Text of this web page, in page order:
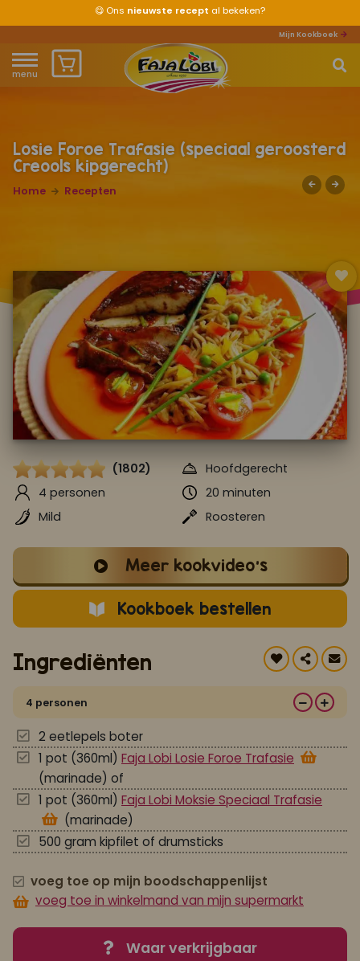
😋 Ons nieuwste recept al bekeken?
Mijn Kookboek
menu
Waar ben je naar op zoek?
Home
Over ons
Mijn kookboek
Zomervakantie 2026
Koop ons bestseller kookboek
Ofklik hierom je aan te melden voor Mijn Kookboek.
Losie Foroe Trafasie (speciaal geroosterd
Creools kipgerecht)
Home Recepten
(1802)
Hoofdgerecht
4 personen
20 minuten
Mild
Roosteren
Meer kookvideo's
Kookboek bestellen
Ingrediënten
4 personen
2 eetlepels boter
1 pot (360ml) Faja Lobi Losie Foroe Trafasie
(marinade) of
1 pot (360ml) Faja Lobi Moksie Speciaal Trafasie
(marinade)
500 gram kipfilet of drumsticks
voeg toe op mijn boodschappenlijst
voeg toe in winkelmand van mijn supermarkt
Waar verkrijgbaar